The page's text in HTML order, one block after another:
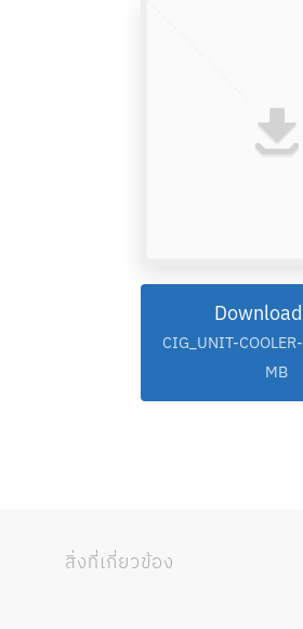
CIG_UNIT-
MB
สิ่งที่เกี่ยวข้อง